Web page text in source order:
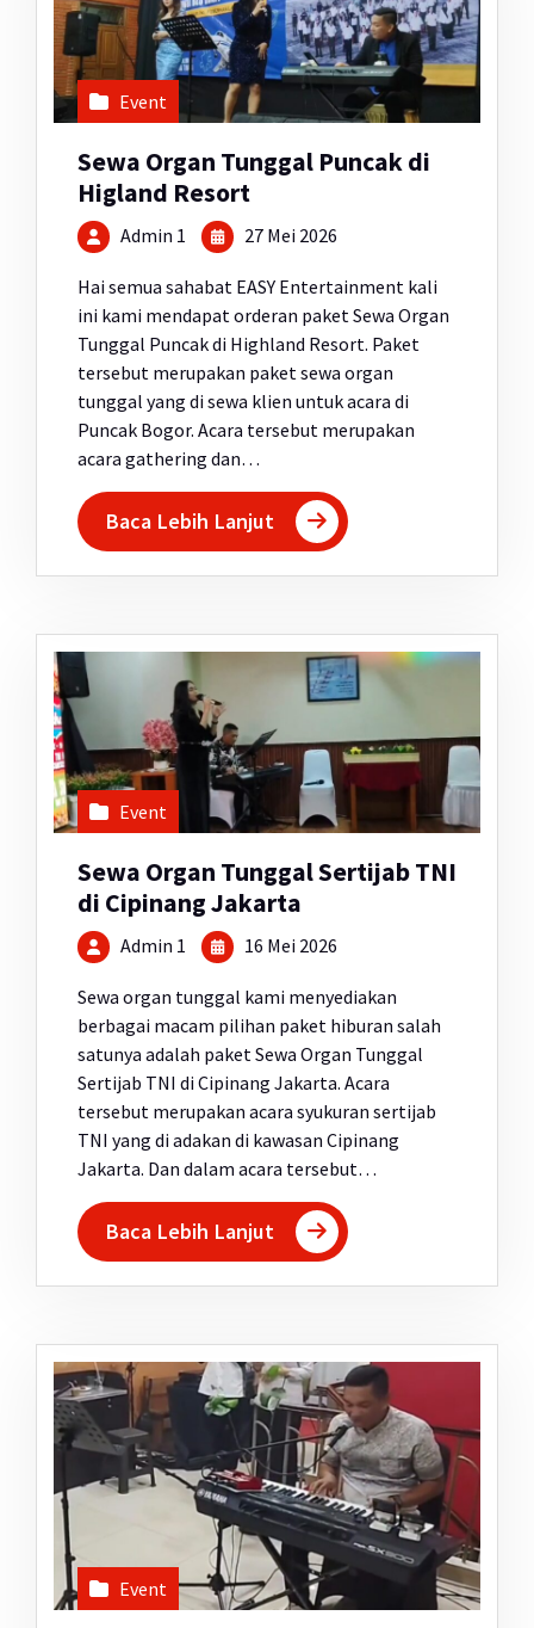
Event
Sewa Organ Tunggal Puncak di
Higland Resort
Admin 1 27 Mei 2026
Hai semua sahabat EASY Entertainment kali
ini kami mendapat orderan paket Sewa Organ
Tunggal Puncak di Highland Resort. Paket
tersebut merupakan paket sewa organ
tunggal yang di sewa klien untuk acara di
Puncak Bogor. Acara tersebut merupakan
acara gathering dan…
Baca Lebih Lanjut
Event
Sewa Organ Tunggal Sertijab TNI
di Cipinang Jakarta
Admin 1 16 Mei 2026
Sewa organ tunggal kami menyediakan
berbagai macam pilihan paket hiburan salah
satunya adalah paket Sewa Organ Tunggal
Sertijab TNI di Cipinang Jakarta. Acara
tersebut merupakan acara syukuran sertijab
TNI yang di adakan di kawasan Cipinang
Jakarta. Dan dalam acara tersebut…
Baca Lebih Lanjut
Event